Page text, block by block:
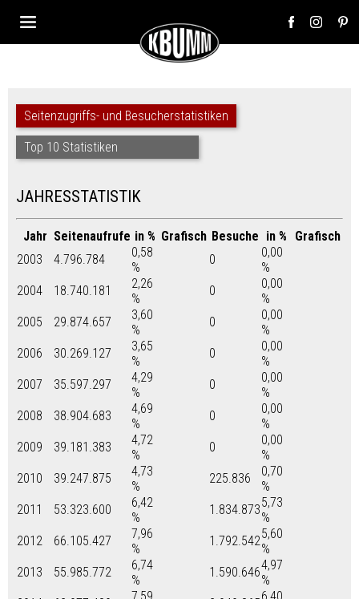
Seitenzugriffs- und Besucherstatistiken
Top 10 Statistiken
JAHRESSTATISTIK
Jahr Seitenaufrufe in % Grafisch Besuche in %
Grafisch
2003
4.796.784
0,58
%
0
0,00
%
2004
18.740.181
2,26
%
0
0,00
%
2005
29.874.657
3,60
%
0
0,00
%
2006
30.269.127
3,65
%
0
0,00
%
2007
35.597.297
4,29
%
0
0,00
%
2008
38.904.683
4,69
%
0
0,00
%
2009
39.181.383
4,72
%
0
0,00
%
2010
39.247.875
4,73
%
225.836
0,70
%
2011
53.323.600
6,42
%
1.834.8735,73
%
2012
66.105.427
7,96
%
1.792.5425,60
%
2013
55.985.772
6,74
%
1.590.6464,97
%